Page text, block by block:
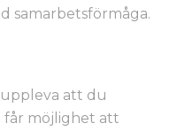
samarbetsförmåga.
att du
får möjlighet att